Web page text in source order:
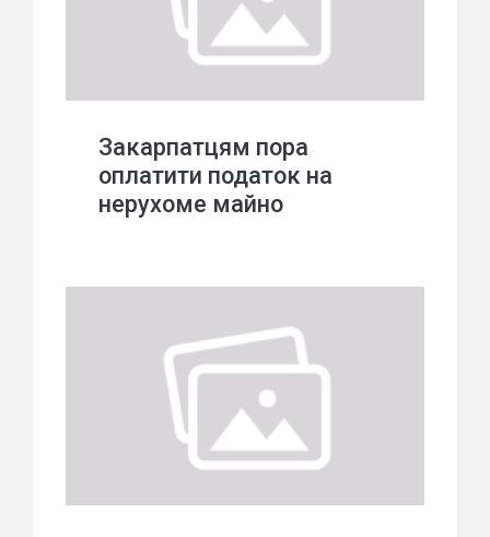
Закарпатцям пора
оплатити податок на
нерухоме майно